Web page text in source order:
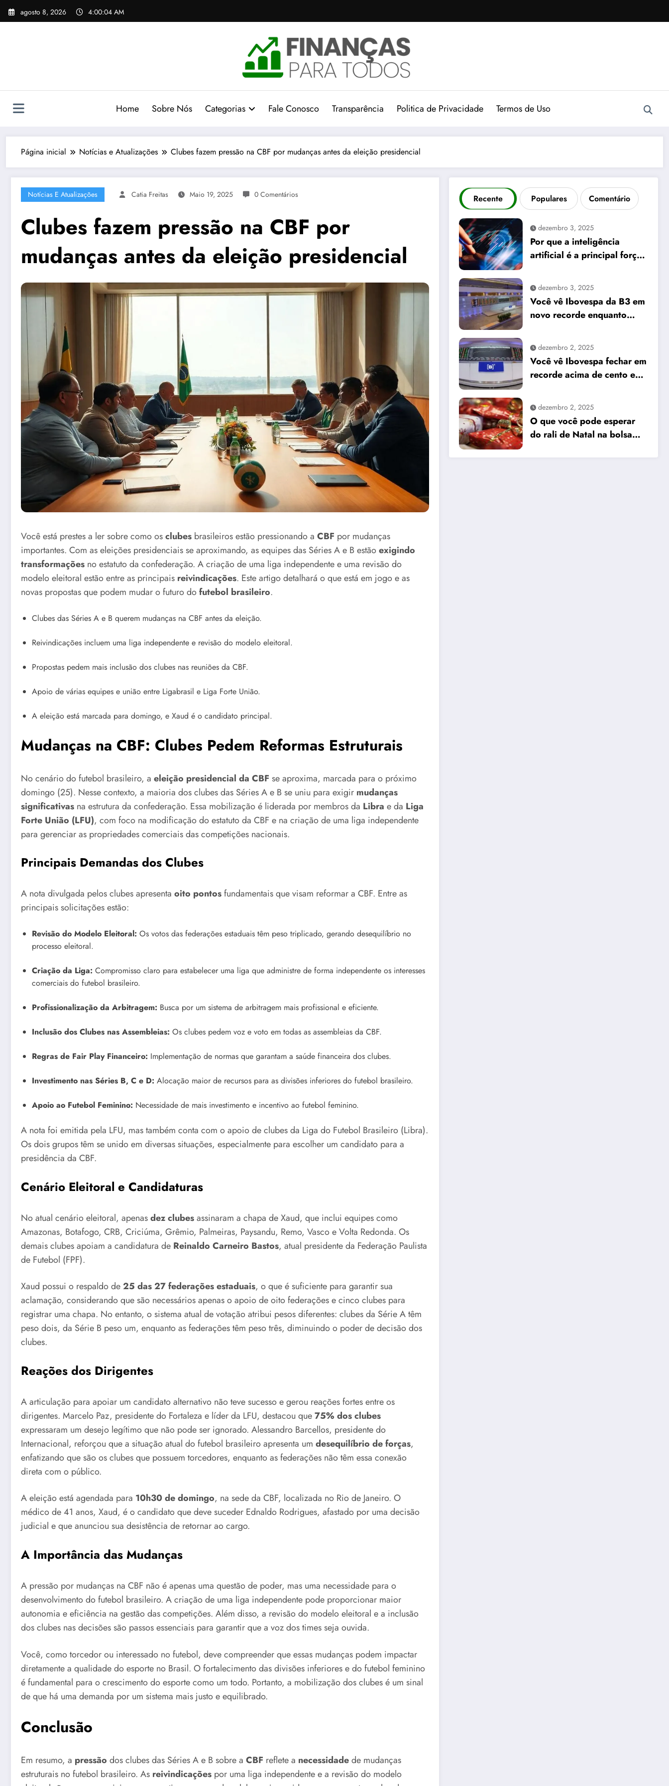
Pular
para
agosto 8, 2026 4:00:05 AM
Home Sobre Nós Categorias Fale Conosco Transparência Politica de Privacidade Termos de Uso
Página inicial Notícias e Atualizações Clubes fazem pressão na CBF por mudanças antes da eleição presidencial
Notícias E Atualizações Catia Freitas Maio 19, 2025 0 Comentários
Clubes fazem pressão na CBF por
mudanças antes da eleição presidencial
Você está prestes a ler sobre como osclubes brasileiros estão pressionando a CBF por mudanças
importantes. Com as eleições presidenciais se aproximando, as equipes das Séries A e B estãoexigindo
transformações no estatuto da confederação. A criação de uma liga independente e uma revisão do
modelo eleitoral estão entre as principais reivindicações. Este artigo detalhará o que está em jogo e as
novas propostas que podem mudar o futuro dofutebol brasileiro.
Clubes das Séries A e B querem mudanças na CBF antes da eleição.
Reivindicações incluem uma liga independente e revisão do modelo eleitoral.
Propostas pedem mais inclusão dos clubes nas reuniões da CBF.
Apoio de várias equipes e união entre Ligabrasil e Liga Forte União.
A eleição está marcada para domingo, e Xaud é o candidato principal.
Mudanças na CBF: Clubes Pedem Reformas Estruturais
No cenário do futebol brasileiro, a eleição presidencial da CBF se aproxima, marcada para o próximo
domingo (25). Nesse contexto, a maioria dos clubes das Séries A e B se uniu para exigir mudanças
significativas na estrutura da confederação. Essa mobilização é liderada por membros da Libra e da Liga
Forte União (LFU), com foco na modificação do estatuto da CBF e na criação de uma liga independente
para gerenciar as propriedades comerciais das competições nacionais.
Principais Demandas dos Clubes
A nota divulgada pelos clubes apresenta oito pontosfundamentais que visam reformar a CBF. Entre as
principais solicitações estão:
Revisão do Modelo Eleitoral: Os votos das federações estaduais têm peso triplicado, gerando desequilíbrio no
processo eleitoral.
Criação da Liga: Compromisso claro para estabelecer uma liga que administre de forma independente os interesses
comerciais do futebol brasileiro.
Profissionalização da Arbitragem: Busca por um sistema de arbitragem mais profissional e eficiente.
Inclusão dos Clubes nas Assembleias: Os clubes pedem voz e voto em todas as assembleias da CBF.
Regras de Fair Play Financeiro: Implementação de normas que garantam a saúde financeira dos clubes.
Investimento nas Séries B, C e D: Alocação maior de recursos para as divisões inferiores do futebol brasileiro.
Apoio ao Futebol Feminino: Necessidade de mais investimento e incentivo ao futebol feminino.
A nota foi emitida pela LFU, mas também conta com o apoio de clubes da Liga do Futebol Brasileiro (Libra).
Os dois grupos têm se unido em diversas situações, especialmente para escolher um candidato para a
presidência da CBF.
Cenário Eleitoral e Candidaturas
No atual cenário eleitoral, apenasdez clubesassinaram a chapa de Xaud, que inclui equipes como
Amazonas, Botafogo, CRB, Criciúma, Grêmio, Palmeiras, Paysandu, Remo, Vasco e Volta Redonda. Os
demais clubes apoiam a candidatura de Reinaldo Carneiro Bastos, atual presidente da Federação Paulista
de Futebol (FPF).
Xaud possui o respaldo de25 das 27 federações estaduais, o que é suficiente para garantir sua
aclamação, considerando que são necessários apenas o apoio de oito federações e cinco clubes para
registrar uma chapa. No entanto, o sistema atual de votação atribui pesos diferentes: clubes da Série A têm
peso dois, da Série B peso um, enquanto as federações têm peso três, diminuindo o poder de decisão dos
clubes.
Reações dos Dirigentes
A articulação para apoiar um candidato alternativo não teve sucesso e gerou reações fortes entre os
dirigentes. Marcelo Paz, presidente do Fortaleza e líder da LFU, destacou que75% dos clubes
expressaram um desejo legítimo que não pode ser ignorado. Alessandro Barcellos, presidente do
Internacional, reforçou que a situação atual do futebol brasileiro apresenta um desequilíbrio de forças,
enfatizando que são os clubes que possuem torcedores, enquanto as federações não têm essa conexão
direta com o público.
A eleição está agendada para 10h30 de domingo, na sede da CBF, localizada no Rio de Janeiro. O
médico de 41 anos, Xaud, é o candidato que deve suceder Ednaldo Rodrigues, afastado por uma decisão
judicial e que anunciou sua desistência de retornar ao cargo.
A Importância das Mudanças
A pressão por mudanças na CBF não é apenas uma questão de poder, mas uma necessidade para o
desenvolvimento do futebol brasileiro. A criação de uma liga independente pode proporcionar maior
autonomia e eficiência na gestão das competições. Além disso, a revisão do modelo eleitoral e a inclusão
dos clubes nas decisões são passos essenciais para garantir que a voz dos times seja ouvida.
Você, como torcedor ou interessado no futebol, deve compreender que essas mudanças podem impactar
diretamente a qualidade do esporte no Brasil. O fortalecimento das divisões inferiores e do futebol feminino
é fundamental para o crescimento do esporte como um todo. Portanto, a mobilização dos clubes é um sinal
de que há uma demanda por um sistema mais justo e equilibrado.
Conclusão
Em resumo, a pressão dos clubes das Séries A e B sobre a CBF reflete a necessidadede mudanças
estruturais no futebol brasileiro. As reivindicações por uma liga independente e a revisão do modelo
Recente Populares Comentário
dezembro 3, 2025
Por que a inteligência
artificial é a principal força
significa para seus
investimentos
dezembro 3, 2025
Você vê Ibovespa da B3 em
novo recorde enquanto
dezembro 2, 2025
Você vê Ibovespa fechar em
recorde acima de cento e
enquanto dólar recua para
cinco reais e trinta e três
centavos
dezembro 2, 2025
O que você pode esperar
do rali de Natal na bolsa